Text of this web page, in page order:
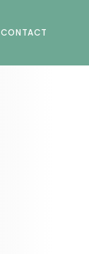
CONTACT